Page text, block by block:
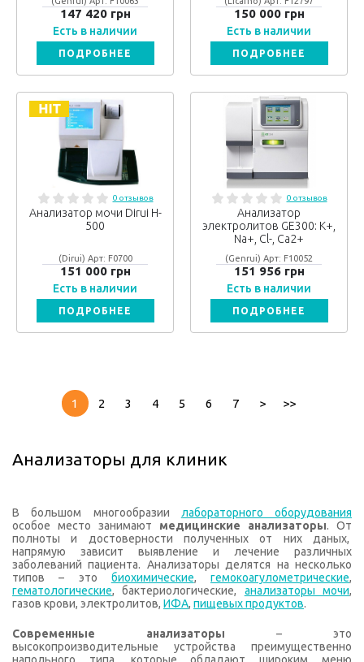
147 420 грн
Есть в наличии
ПОДРОБНЕЕ
150 000 грн
Есть в наличии
ПОДРОБНЕЕ
0 отзывов
Анализатор мочи Dirui H-
500
(Dirui) Арт: F0700
151 000 грн
Есть в наличии
ПОДРОБНЕЕ
0 отзывов
Анализатор
электролитов GE300: K+,
Na+, Cl-, Ca2+
(Genrui) Арт: F10052
151 956 грн
Есть в наличии
ПОДРОБНЕЕ
1 2 3 4 5 6 7 > >>
Анализаторы для клиник
В большом многообразии лабораторного оборудования
особое место занимают медицинские анализаторы. От
полноты и достоверности полученных от них даных,
напрямую зависит выявление и лечение различных
заболеваний пациента. Анализаторы делятся на несколько
типов – это биохимические, гемокоагулометрические,
гематологические, бактериологические, анализаторы мочи,
газов крови, электролитов, ИФА, пищевых продуктов.
Современные анализаторы – это
высокопроизводительные устройства преимущественно